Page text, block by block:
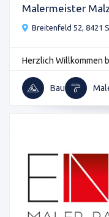
Malermeister
Breitenfeld 52, 8421
Herzlich Willkommen
Bau